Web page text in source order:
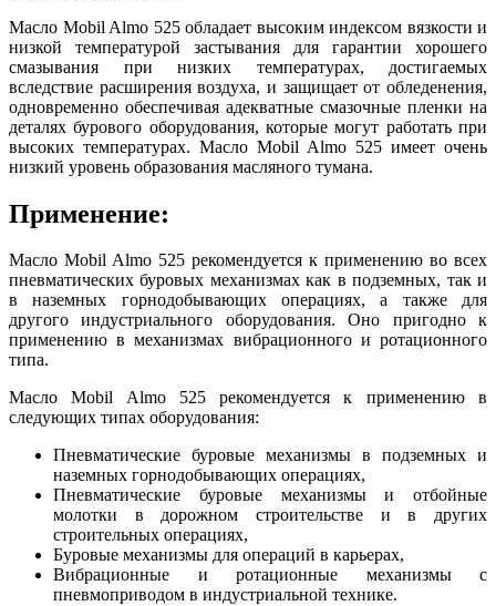
Масло Mobil Almo 525 обладает высоким индексом вязкости и
низкой температурой застывания для гарантии хорошего
смазывания при низких температурах, достигаемых
вследствие расширения воздуха, и защищает от обледенения,
одновременно обеспечивая адекватные смазочные пленки на
деталях бурового оборудования, которые могут работать при
высоких температурах. Масло Mobil Almo 525 имеет очень
низкий уровень образования масляного тумана.
Применение:
Масло Mobil Almo 525 рекомендуется к применению во всех
пневматических буровых механизмах как в подземных, так и
в наземных горнодобывающих операциях, а также для
другого индустриального оборудования. Оно пригодно к
применению в механизмах вибрационного и ротационного
типа.
Масло Mobil Almo 525 рекомендуется к применению в
следующих типах оборудования:
Пневматические буровые механизмы в подземных и
наземных горнодобывающих операциях,
Пневматические буровые механизмы и отбойные
молотки в дорожном строительстве и в других
строительных операциях,
Буровые механизмы для операций в карьерах,
Вибрационные и ротационные механизмы с
пневмоприводом в индустриальной технике.